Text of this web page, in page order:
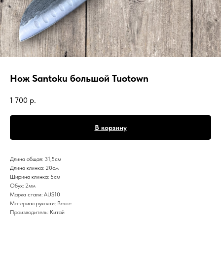
Нож Santoku большой Tuotown
1 700 р.
В корзину
Длина общая: 31,5см
Длина клинка: 20см
Ширина клинка: 5см
Обух: 2мм
Марка стали: AUS10
Материал рукояти: Венге
Производитель: Китай